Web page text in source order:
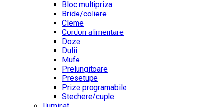
Bloc multipriza
Bride/coliere
Cleme
Cordon alimentare
Doze
Dulii
Mufe
Prelungitoare
Presetupe
Prize programabile
Stechere/cuple